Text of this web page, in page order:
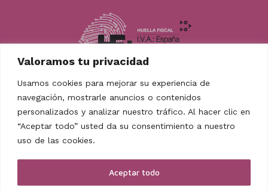
Valoramos tu privacidad
Usamos cookies para mejorar su experiencia de
navegación, mostrarle anuncios o contenidos
personalizados y analizar nuestro tráfico. Al hacer clic en
“Aceptar todo” usted da su consentimiento a nuestro
uso de las cookies.
Aceptar todo
Facebook InstagramYoutube Mastodon